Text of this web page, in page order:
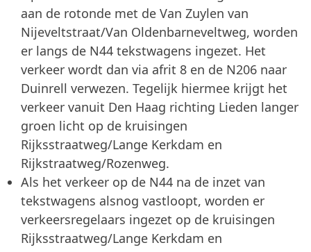
aan de rotonde met de Van Zuylen van
Nijeveltstraat/Van Oldenbarneveltweg, worden
er langs de N44 tekstwagens ingezet. Het
verkeer wordt dan via afrit 8 en de N206 naar
Duinrell verwezen. Tegelijk hiermee krijgt het
verkeer vanuit Den Haag richting Lieden langer
groen licht op de kruisingen
Rijksstraatweg/Lange Kerkdam en
Rijkstraatweg/Rozenweg.
Als het verkeer op de N44 na de inzet van
tekstwagens alsnog vastloopt, worden er
verkeersregelaars ingezet op de kruisingen
Rijksstraatweg/Lange Kerkdam en